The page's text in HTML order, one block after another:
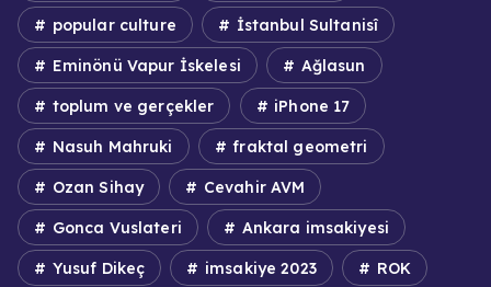
popular culture İstanbul Sultanisî
Eminönü Vapur İskelesi Ağlasun
toplum ve gerçekler iPhone 17
Nasuh Mahruki fraktal geometri
Ozan Sihay Cevahir AVM
Gonca Vuslateri Ankara imsakiyesi
Yusuf Dikeç imsakiye 2023 ROK